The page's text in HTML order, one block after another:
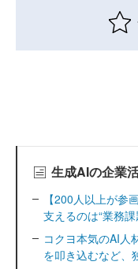
生成AIの企業
【200人以上が参
支えるのは“業務
コクヨ本気のAI人
を叩き込むなど、